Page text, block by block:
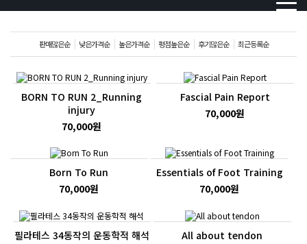
판매많은순 낮은가격순 높은가격순 평점높은순 후기많은순 최근등록순
BORN TO RUN 2_Running
injury
70,000원
Fascial Pain Report
70,000원
Born To Run
70,000원
Essentials of Foot Training
70,000원
필라테스 34동작의 운동학적 해석
All about tendon